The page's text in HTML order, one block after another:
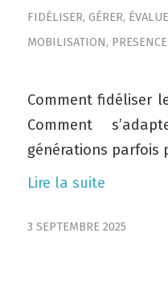
FIDÉLISER, GÉRER,
MOBILISATION,
Comment fidéliser
Comment
générations parfois
Lire la suite
3 SEPTEMBRE 2025